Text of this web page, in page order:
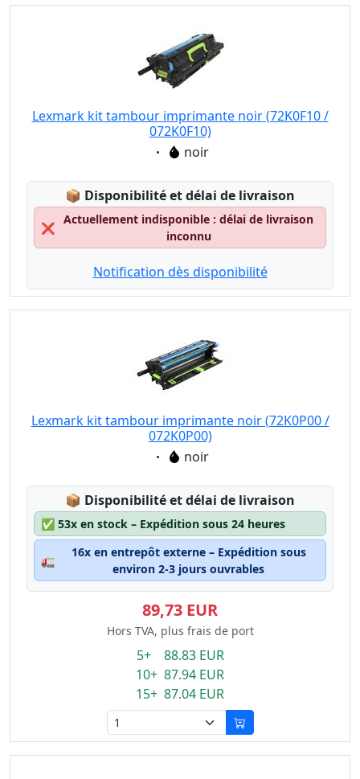
Lexmark kit tambour imprimante noir (72K0F10 /
072K0F10)
Eigenschaft:
noir
📦 Lagerstatus:
Disponibilité et délai de livraison
❌
Actuellement indisponible : délai de livraison
inconnu
Notification dès disponibilité
Lexmark kit tambour imprimante noir (72K0P00 /
072K0P00)
Eigenschaft:
noir
📦 Lagerstatus:
Disponibilité et délai de livraison
✅ 53x en stock – Expédition sous 24 heures
🚛
16x en entrepôt externe – Expédition sous
environ 2-3 jours ouvrables
89,73 EUR
Hors TVA, plus frais de port
5+ 88.83 EUR
10+ 87.94 EUR
15+ 87.04 EUR